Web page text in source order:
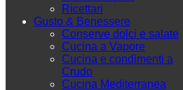
Ricettari
Gusto & Benessere
Conserve dolci e salate
Cucina a Vapore
Cucina e condimenti a
Crudo
Cucina Mediterranea